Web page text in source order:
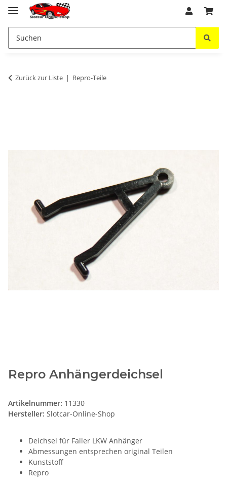
Zurück zur Liste Repro-Teile
Repro Anhängerdeichsel
Artikelnummer: 11330
Hersteller: Slotcar-Online-Shop
Deichsel für Faller LKW Anhänger
Abmessungen entsprechen original Teilen
Kunststoff
Repro